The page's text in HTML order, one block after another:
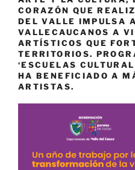
CORAZÓN QUE
DEL VALLE IMPULSA
VALLECAUCANOS A
ARTÍSTICOS QUE
TERRITORIOS.
‘ESCUELAS
HA BENEFICIADO A
ARTISTAS.